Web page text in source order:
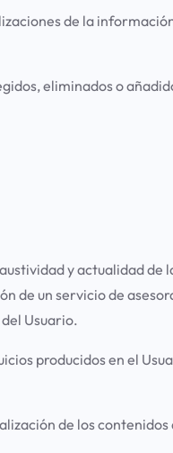
de la
eliminados o
y actualidad de
de un servicio de
Usuario.
producidos en el
de los contenidos